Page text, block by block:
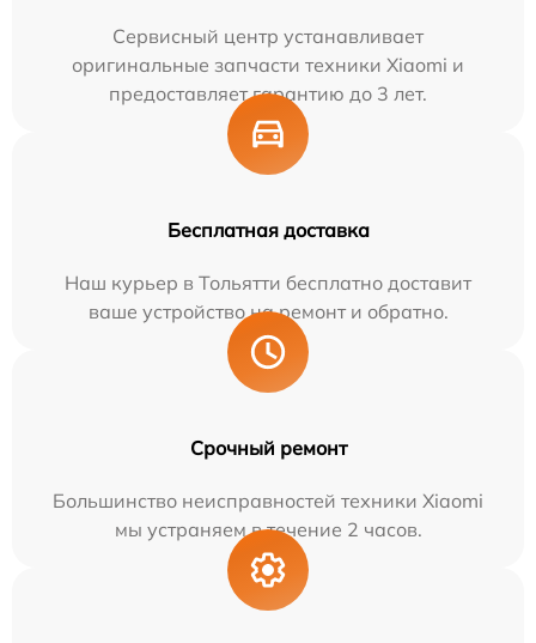
Сервисный центр устанавливает
оригинальные запчасти техники Xiaomi и
предоставляет гарантию до 3 лет.
Бесплатная доставка
Наш курьер в Тольятти бесплатно доставит
ваше устройство на ремонт и обратно.
Срочный ремонт
Большинство неисправностей техники Xiaomi
мы устраняем в течение 2 часов.